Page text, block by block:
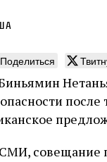
Поделиться
ишува
начала
и